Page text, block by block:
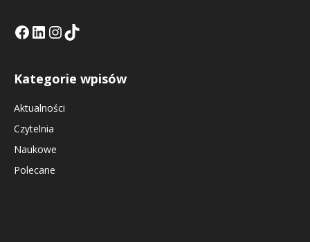
Facebook
LinkedIn
Tik Tok KEInstagramm KE
Kategorie wpisów
Aktualności
Czytelnia
Naukowe
Polecane